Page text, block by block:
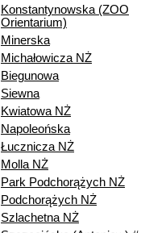
Konstantynowska (ZOO
Orientarium)
Minerska
Michałowicza NŻ
Biegunowa
Siewna
Kwiatowa NŻ
Napoleońska
Łucznicza NŻ
Molla NŻ
Park Podchorążych NŻ
Podchorążych NŻ
Szlachetna NŻ